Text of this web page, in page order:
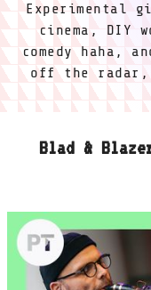
Experimental
cinema, DIY
comedy haha,
off the radar,
Blad &